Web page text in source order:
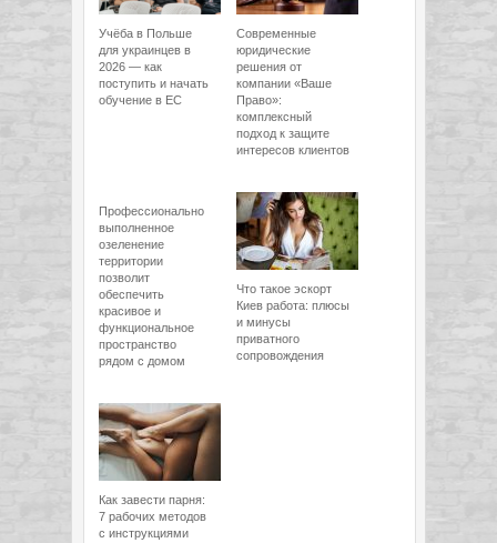
Учёба в Польше
для украинцев в
2026 — как
поступить и начать
обучение в ЕС
Современные
юридические
решения от
компании «Ваше
Право»:
комплексный
подход к защите
интересов клиентов
Профессионально
выполненное
озеленение
территории
позволит
обеспечить
красивое и
функциональное
пространство
рядом с домом
Что такое эскорт
Киев работа: плюсы
и минусы
приватного
сопровождения
Как завести парня:
7 рабочих методов
с инструкциями